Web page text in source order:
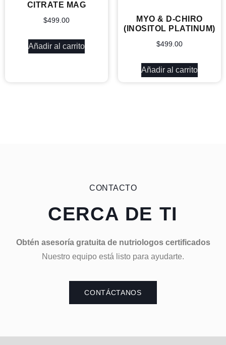
CITRATE MAG
$499.00
Añadir al carrito
MYO & D-CHIRO
(INOSITOL PLATINUM)
$499.00
Añadir al carrito
CONTACTO
CERCA DE TI
Obtén asesoría gratuita de nutriologos certificados
Nuestro equipo está listo para ayudarte.
CONTÁCTANOS